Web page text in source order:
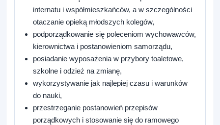
internatu i współmieszkańców, a w szczególności
otaczanie opieką młodszych kolegów,
podporządkowanie się poleceniom wychowawców,
kierownictwa i postanowieniom samorządu,
posiadanie wyposażenia w przybory toaletowe,
szkolne i odzież na zmianę,
wykorzystywanie jak najlepiej czasu i warunków
do nauki,
przestrzeganie postanowień przepisów
porządkowych i stosowanie się do ramowego